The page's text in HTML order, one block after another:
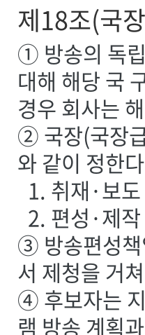
제18조(국
① 방송의 독
대해 해당 국
경우 회사는
② 국장(국장
와 같이 정한
1. 취재·보
2. 편성·제
③ 방송편성책
서 제청을 거
④ 후보자는
램 방송 계획